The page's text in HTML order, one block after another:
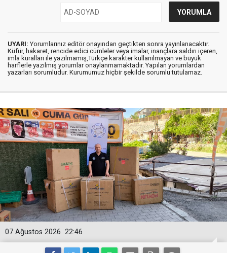
UYARI: Yorumlarınız editör onayından geçtikten sonra yayınlanacaktır.
Küfür, hakaret, rencide edici cümleler veya imalar, inançlara saldırı içeren,
imla kuralları ile yazılmamış,Türkçe karakter kullanılmayan ve büyük
harflerle yazılmış yorumlar onaylanmamaktadır. Yapılan yorumlardan
yazarları sorumludur. Kurumumuz hiçbir şekilde sorumlu tutulamaz.
22:46
07 Ağustos 2026